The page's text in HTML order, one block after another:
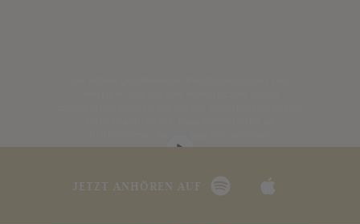
Inhalt entsperren
JETZT ANHÖREN AUF